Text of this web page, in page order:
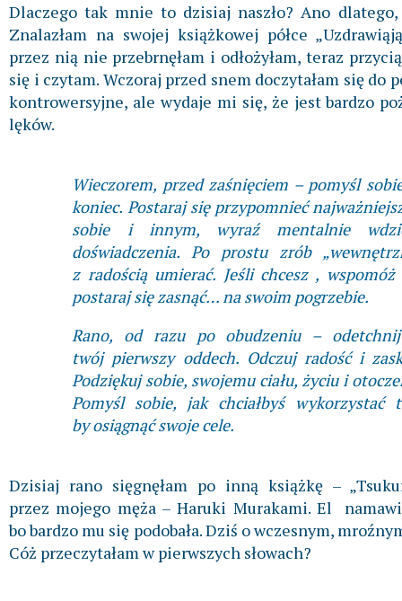
Dlaczego tak mnie to dzisiaj naszło? Ano
Znalazłam na swojej książkowej półce
przez nią nie przebrnęłam i odłożyłam, teraz
się i czytam. Wczoraj przed snem doczytałam się do
kontrowersyjne, ale wydaje mi się, że jest bardzo
lęków.
Wieczorem, przed zaśnięciem – pomyśl
koniec. Postaraj się przypomnieć
sobie i innym, wyraź mentalnie
doświadczenia. Po prostu zrób
z radością umierać. Jeśli chcesz ,
postaraj się zasnąć… na swoim pogrzebie.
Rano, od razu po obudzeniu –
twój pierwszy oddech. Odczuj radość i
Podziękuj sobie, swojemu ciału, życiu i
Pomyśl sobie, jak chciałbyś
by osiągnąć swoje cele.
Dzisiaj rano sięgnęłam po inną książkę –
przez mojego męża – Haruki Murakami. El
bo bardzo mu się podobała. Dziś o wczesnym,
Cóż przeczytałam w pierwszych słowach?